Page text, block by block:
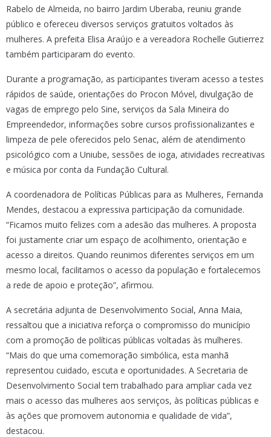
Rabelo de Almeida, no bairro Jardim Uberaba, reuniu grande
público e ofereceu diversos serviços gratuitos voltados às
mulheres. A prefeita Elisa Araújo e a vereadora Rochelle Gutierrez
também participaram do evento.
Durante a programação, as participantes tiveram acesso a testes
rápidos de saúde, orientações do Procon Móvel, divulgação de
vagas de emprego pelo Sine, serviços da Sala Mineira do
Empreendedor, informações sobre cursos profissionalizantes e
limpeza de pele oferecidos pelo Senac, além de atendimento
psicológico com a Uniube, sessões de ioga, atividades recreativas
e música por conta da Fundação Cultural.
A coordenadora de Políticas Públicas para as Mulheres, Fernanda
Mendes, destacou a expressiva participação da comunidade.
“Ficamos muito felizes com a adesão das mulheres. A proposta
foi justamente criar um espaço de acolhimento, orientação e
acesso a direitos. Quando reunimos diferentes serviços em um
mesmo local, facilitamos o acesso da população e fortalecemos
a rede de apoio e proteção”, afirmou.
A secretária adjunta de Desenvolvimento Social, Anna Maia,
ressaltou que a iniciativa reforça o compromisso do município
com a promoção de políticas públicas voltadas às mulheres.
“Mais do que uma comemoração simbólica, esta manhã
representou cuidado, escuta e oportunidades. A Secretaria de
Desenvolvimento Social tem trabalhado para ampliar cada vez
mais o acesso das mulheres aos serviços, às políticas públicas e
às ações que promovem autonomia e qualidade de vida”,
destacou.